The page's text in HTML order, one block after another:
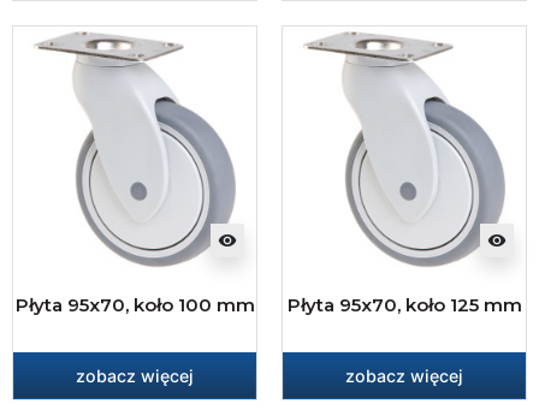
visibility
Płyta 95x70, koło 100 mm
zobacz więcej
visibility
Płyta 95x70, koło 125 mm
zobacz więcej